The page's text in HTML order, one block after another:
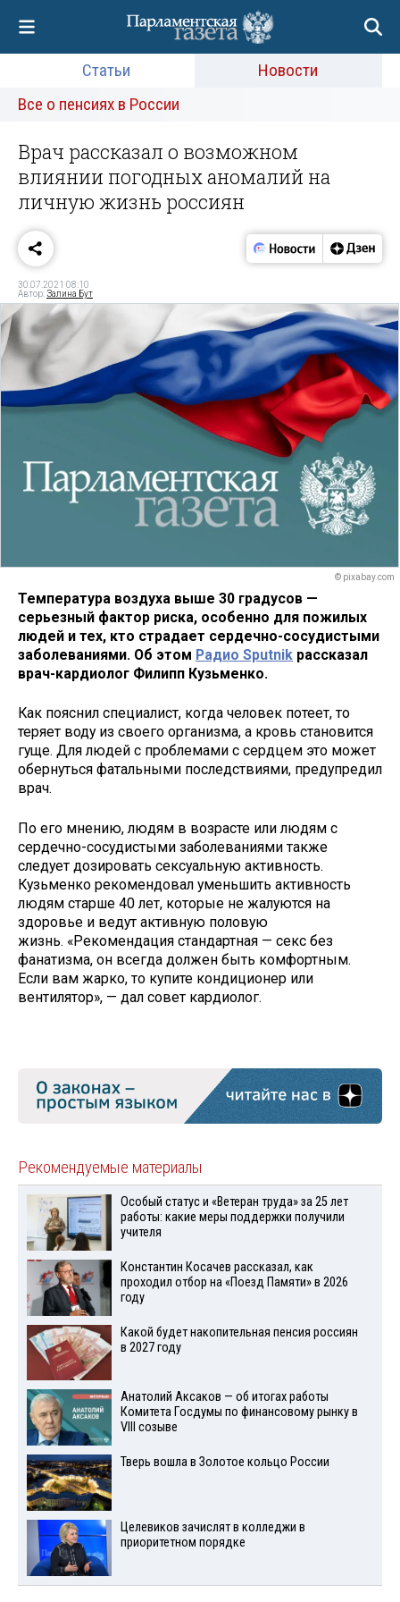
Статьи
Новости
Все о пенсиях в России
Врач рассказал о возможном
влиянии погодных аномалий на
личную жизнь россиян
30.07.2021 08:10
Автор:Залина Бут
© pixabay.com
Температура воздуха выше 30 градусов —
серьезный фактор риска, особенно для пожилых
людей и тех, кто страдает сердечно-сосудистыми
заболеваниями. Об этом Радио Sputnik рассказал
врач-кардиолог Филипп Кузьменко.
Как пояснил специалист, когда человек потеет, то
теряет воду из своего организма, а кровь становится
гуще. Для людей с проблемами с сердцем это может
обернуться фатальными последствиями, предупредил
врач.
По его мнению, людям в возрасте или людям с
сердечно-сосудистыми заболеваниями также
следует дозировать сексуальную активность.
Кузьменко рекомендовал уменьшить активность
людям старше 40 лет, которые не жалуются на
здоровье и ведут активную половую
жизнь. «Рекомендация стандартная — секс без
фанатизма, он всегда должен быть комфортным.
Если вам жарко, то купите кондиционер или
вентилятор», — дал совет кардиолог.
Рекомендуемые материалы
Особый статус и «Ветеран труда» за 25 лет
работы: какие меры поддержки получили
учителя
Константин Косачев рассказал, как
проходил отбор на «Поезд Памяти» в 2026
году
Какой будет накопительная пенсия россиян
в 2027 году
Анатолий Аксаков — об итогах работы
Комитета Госдумы по финансовому рынку в
VIII созыве
Тверь вошла в Золотое кольцо России
Целевиков зачислят в колледжи в
приоритетном порядке